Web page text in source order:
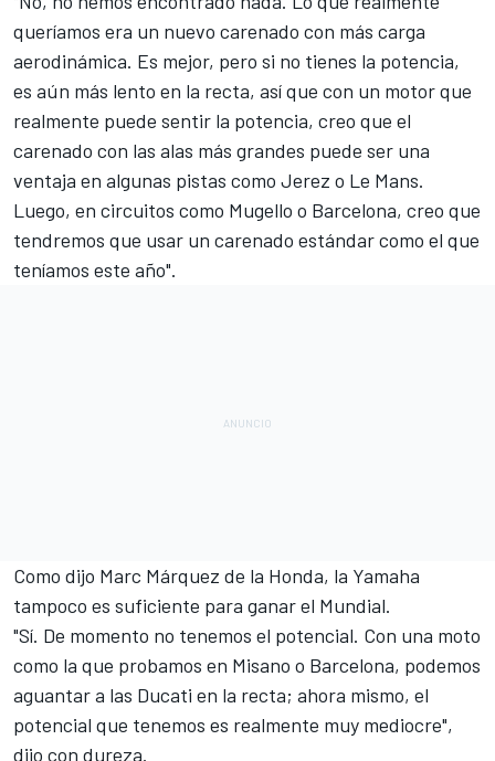
queríamos era un nuevo carenado con más carga
aerodinámica. Es mejor, pero si no tienes la potencia,
es aún más lento en la recta, así que con un motor que
realmente puede sentir la potencia, creo que el
carenado con las alas más grandes puede ser una
ventaja en algunas pistas como Jerez o Le Mans.
Luego, en circuitos como Mugello o Barcelona, creo que
tendremos que usar un carenado estándar como el que
teníamos este año".
Como dijo Marc Márquez de la Honda, la Yamaha
tampoco es suficiente para ganar el Mundial.
"Sí. De momento no tenemos el potencial. Con una moto
como la que probamos en Misano o Barcelona, podemos
aguantar a las Ducati en la recta; ahora mismo, el
potencial que tenemos es realmente muy mediocre",
dijo con dureza.